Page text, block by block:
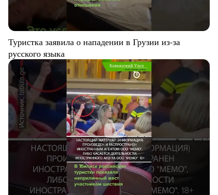
Туристка заявила о нападении в Грузии из-за
русского языка